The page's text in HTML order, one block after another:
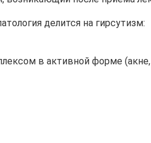
делится на гирсутизм:
в активной форме (акне,